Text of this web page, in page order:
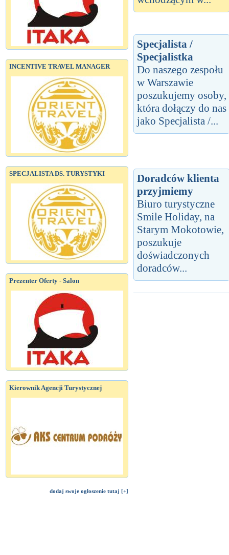
INCENTIVE TRAVEL MANAGER
SPECJALISTA DS. TURYSTYKI
Prezenter Oferty - Salon
Kierownik Agencji Turystycznej
dodaj swoje ogłoszenie tutaj [+]
Specjalista /
Specjalistka
Do naszego zespołu
w Warszawie
poszukujemy osoby,
która dołączy do nas
jako Specjalista /...
Doradców klienta
przyjmiemy
Biuro turystyczne
Smile Holiday, na
Starym Mokotowie,
poszukuje
doświadczonych
doradców...